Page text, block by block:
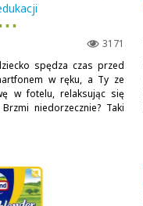
▪ ▪
3171
spędza czas przed
w ręku, a Ty ze
w fotelu, relaksując się
niedorzecznie? Taki